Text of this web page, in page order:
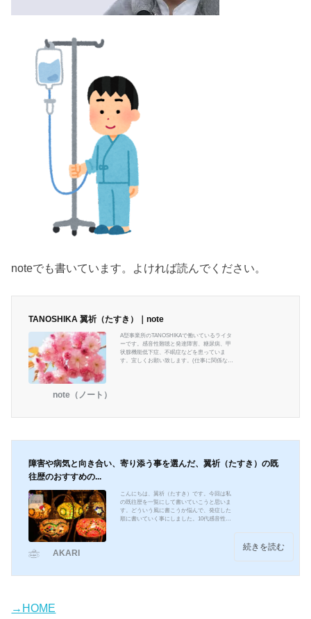
noteでも書いています。よければ読んでください。
TANOSHIKA 翼祈（たすき）｜note
A型事業所のTANOSHIKAで働いているライタ
ーです。感音性難聴と発達障害、糖尿病、甲
状腺機能低下症、不眠症などを患っていま
す。宜しくお願い致します。(仕事に関係ない
note（ノート）
障害や病気と向き合い、寄り添う事を選んだ、翼祈（たすき）の既
往歴のおすすめの...
こんにちは、翼祈（たすき）です。今回は私
の既往歴を一覧にして書いていこうと思いま
す。どういう風に書こうか悩んで、発症した
順に書いていく事にしました。10代感音性難
糖尿病になったというのを検索で観たので、
続きを読む
AKARI
→HOME